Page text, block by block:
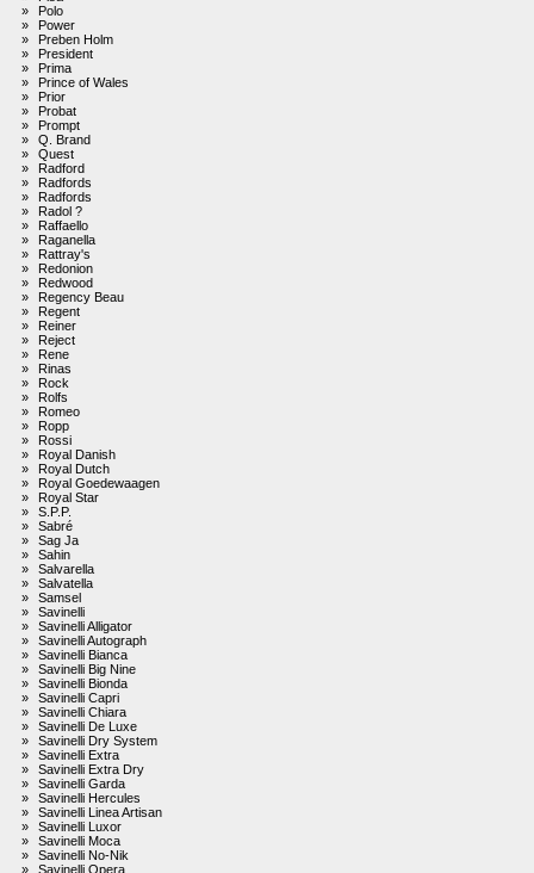
»
Polo
»
Power
»
Preben Holm
»
President
»
Prima
»
Prince of Wales
»
Prior
»
Probat
»
Prompt
»
Q. Brand
»
Quest
»
Radford
»
Radfords
»
Radfords
»
Radol ?
»
Raffaello
»
Raganella
»
Rattray's
»
Redonion
»
Redwood
»
Regency Beau
»
Regent
»
Reiner
»
Reject
»
Rene
»
Rinas
»
Rock
»
Rolfs
»
Romeo
»
Ropp
»
Rossi
»
Royal Danish
»
Royal Dutch
»
Royal Goedewaagen
»
Royal Star
»
S.P.P.
»
Sabré
»
Sag Ja
»
Sahin
»
Salvarella
»
Salvatella
»
Samsel
»
Savinelli
»
Savinelli Alligator
»
Savinelli Autograph
»
Savinelli Bianca
»
Savinelli Big Nine
»
Savinelli Bionda
»
Savinelli Capri
»
Savinelli Chiara
»
Savinelli De Luxe
»
Savinelli Dry System
»
Savinelli Extra
»
Savinelli Extra Dry
»
Savinelli Garda
»
Savinelli Hercules
»
Savinelli Linea Artisan
»
Savinelli Luxor
»
Savinelli Moca
»
Savinelli No-Nik
»
Savinelli Opera